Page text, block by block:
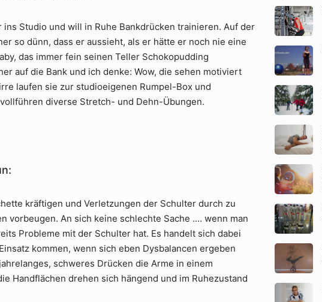
Studio und will in Ruhe Bankdrücken trainieren. Auf der
so dünn, dass er aussieht, als er hätte er noch nie eine
das immer fein seinen Teller Schokopudding
auf die Bank und ich denke: Wow, die sehen motiviert
laufen sie zur studioeigenen Rumpel-Box und
diverse Stretch- und Dehn-Übungen.
kräftigen und Verletzungen der Schulter durch zu
vorbeugen. An sich keine schlechte Sache .... wenn man
Probleme mit der Schulter hat. Es handelt sich dabei
kommen, wenn sich eben Dysbalancen ergeben
schweres Drücken die Arme in einem
Handflächen drehen sich hängend und im Ruhezustand